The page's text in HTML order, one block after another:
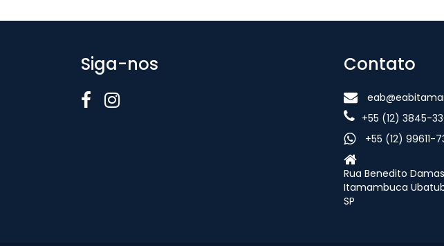
Siga-nos Contato
+55 (12) 3845-
+55 (12) 99611-
Rua Benedito
Itamambuca
SP